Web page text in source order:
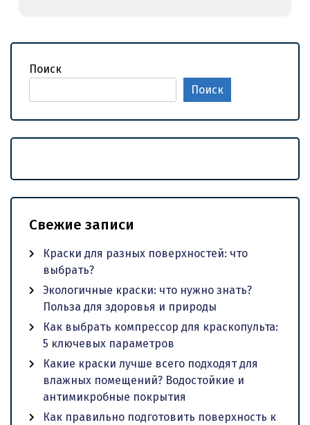
Поиск
Поиск
Свежие записи
Краски для разных поверхностей: что
выбрать?
Экологичные краски: что нужно знать?
Польза для здоровья и природы
Как выбрать компрессор для краскопульта:
5 ключевых параметров
Какие краски лучше всего подходят для
влажных помещений? Водостойкие и
антимикробные покрытия
Как правильно подготовить поверхность к